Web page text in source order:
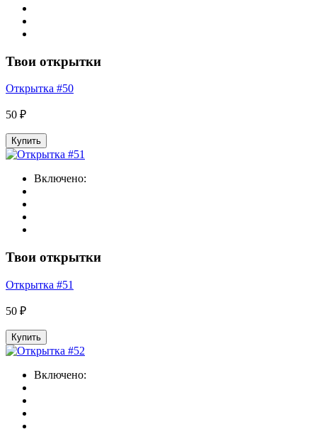
Твои открытки
Открытка #50
50 ₽
Купить
Включено:
Твои открытки
Открытка #51
50 ₽
Купить
Включено: